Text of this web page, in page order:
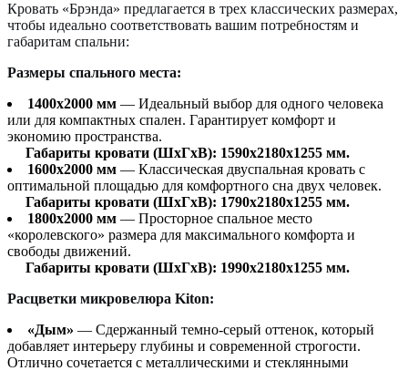
Кровать «Брэнда» предлагается в трех классических размерах,
чтобы идеально соответствовать вашим потребностям и
габаритам спальни:
Размеры спального места:
1400x2000 мм — Идеальный выбор для одного человека
или для компактных спален. Гарантирует комфорт и
экономию пространства.
Габариты кровати (ШхГхВ): 1590х2180х1255 мм.
1600x2000 мм — Классическая двуспальная кровать с
оптимальной площадью для комфортного сна двух человек.
Габариты кровати (ШхГхВ): 1790х2180х1255 мм.
1800x2000 мм — Просторное спальное место
«королевского» размера для максимального комфорта и
свободы движений.
Габариты кровати (ШхГхВ): 1990х2180х1255 мм.
Расцветки микровелюра Kiton:
«Дым» — Сдержанный темно-серый оттенок, который
добавляет интерьеру глубины и современной строгости.
Отлично сочетается с металлическими и стеклянными